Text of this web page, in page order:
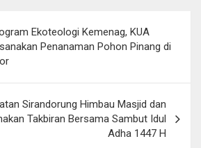
Ekoteologi Kemenag, KUA
Penanaman Pohon Pinang di
Sirandorung Himbau Masjid dan
Takbiran Bersama Sambut Idul
Adha 1447 H